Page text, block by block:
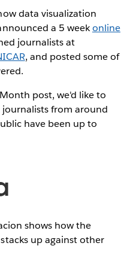
data visualization
a 5 weekonline
journalists at
, and posted some of
post, we'd like to
from around
have been up to
shows how the
up against other